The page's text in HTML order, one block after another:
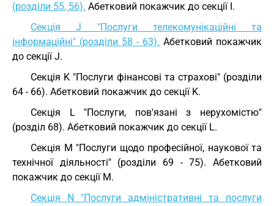
(розділи 55, 56). Абетковий покажчик до секції I.
Секція J "Послуги телекомунікаційні та
інформаційні" (розділи 58 - 63). Абетковий покажчик
до секції J.
Секція K "Послуги фінансові та страхові" (розділи
64 - 66). Абетковий покажчик до секції K.
Секція L "Послуги, пов'язані з нерухомістю"
(розділ 68). Абетковий покажчик до секції L.
Секція M "Послуги щодо професійної, наукової та
технічної діяльності" (розділи 69 - 75). Абетковий
покажчик до секції M.
Секція N "Послуги адміністративні та послуги